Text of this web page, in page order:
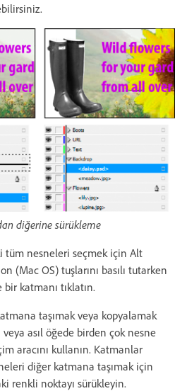
diğerine sürükleme
tüm nesneleri seçmek için Alt
(Mac OS) tuşlarını basılı tutarken
katmanı tıklatın.
taşımak veya kopyalamak
asıl öğede birden çok nesne
aracını kullanın. Katmanlar
diğer katmana taşımak için
renkli noktayı sürükleyin.